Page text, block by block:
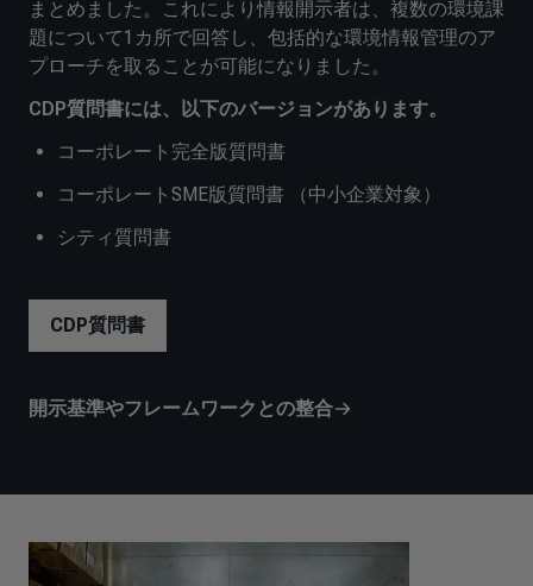
まとめました。これにより情報開示者は、複数の環境課
題について1カ所で回答し、包括的な環境情報管理のア
プローチを取ることが可能になりました。
CDP質問書には、以下のバージョンがあります。
コーポレート完全版質問書
コーポレートSME版質問書 （中小企業対象）
シティ質問書
CDP質問書
開示基準やフレームワークとの整合